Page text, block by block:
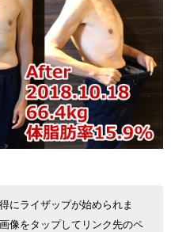
にライザップが始められま
像をタップしてリンク先のペ